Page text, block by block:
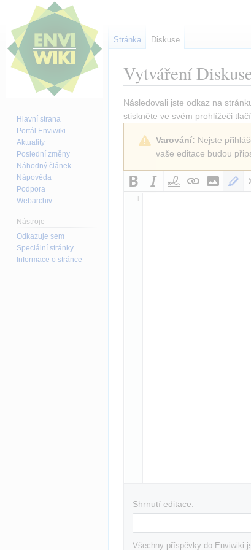
Vytváření
Skočit
na
Skočit
na
Následovali jste odkaz na
stiskněte ve svém prohlížeči
Varování: Nejste
vaše editace budou
1
Shrnutí editace:
Všechny příspěvky do Enviwiki
Stránka Diskuse
Hlavní strana
Portál Enviwiki
Aktuality
Poslední změny
Náhodný článek
Nápověda
Podpora
Webarchiv
Nástroje
Odkazuje sem
Speciální stránky
Informace o stránce